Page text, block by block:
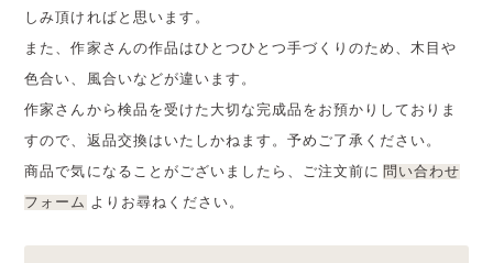
しみ頂ければと思います。
また、作家さんの作品はひとつひとつ手づくりのため、木目や
色合い、風合いなどが違います。
作家さんから検品を受けた大切な完成品をお預かりしておりま
すので、返品交換はいたしかねます。予めご了承ください。
商品で気になることがございましたら、ご注文前に 問い合わせ
フォーム よりお尋ねください。